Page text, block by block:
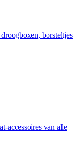
borsteltjes
accessoires van alle